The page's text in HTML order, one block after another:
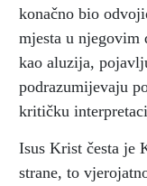
konačno bio
mjesta u njegovim
kao aluzija,
podrazumijevaju
kritičku
Isus Krist česta je
strane, to